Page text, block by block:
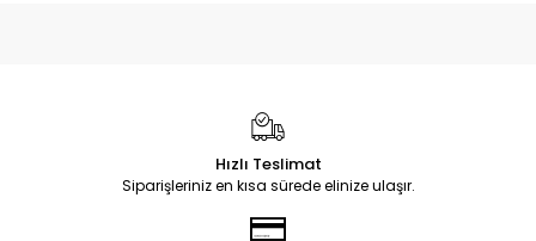
Hızlı Teslimat
Siparişleriniz en kısa sürede elinize ulaşır.